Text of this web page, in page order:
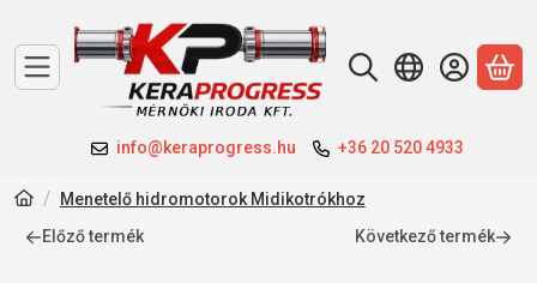
info@keraprogress.hu +36 20 520 4933
A
Menetelő hidromotorok Midikotrókhoz
Előző termék
Következő termék